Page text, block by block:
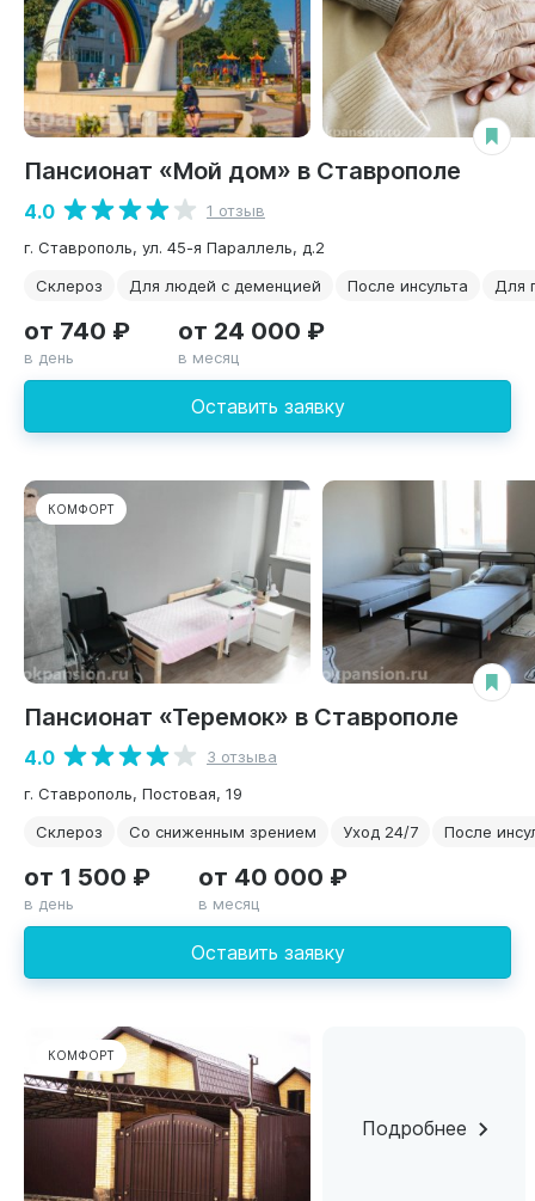
Пансионат «Мой дом» в Ставрополе
4.0
1 отзыв
г. Ставрополь, ул. 45-я Параллель, д.2
Склероз
Для людей с деменцией После инсульта Для
Оставить заявку
от 740 ₽
в день
от 24 000 ₽
в месяц
КОМФОРТ
Пансионат «Теремок» в Ставрополе
4.0
3 отзыва
г. Ставрополь, Постовая, 19
Склероз
Со сниженным зрением Уход 24/7 После
Оставить заявку
от 1 500 ₽
в день
от 40 000 ₽
в месяц
КОМФОРТ
Подробнее